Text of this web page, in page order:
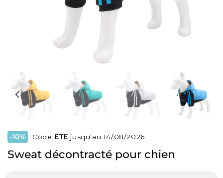
-10% Code ETE jusqu'au 14/08/2026
Sweat décontracté pour chien